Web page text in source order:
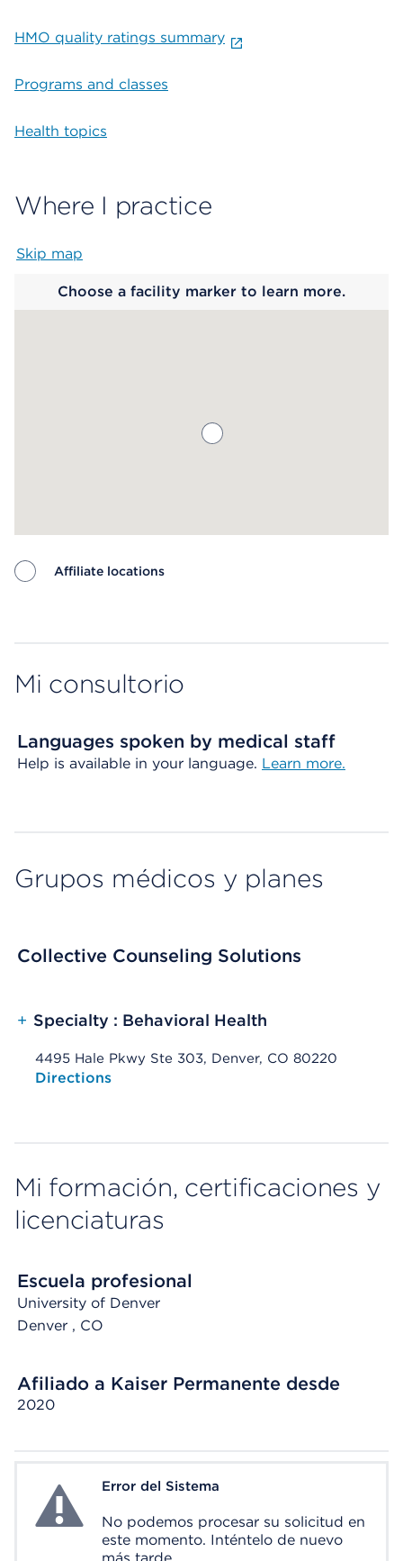
HMO quality ratings summary
Programs and classes
Health topics
Where I practice
Skip map
Choose a facility marker to learn more.
Affiliate locations
Mi consultorio
Languages spoken by medical staff
Help is available in your language. Learn more.
Grupos médicos y planes
Collective Counseling Solutions
+ Specialty : Behavioral Health
4495 Hale Pkwy Ste 303, Denver, CO 80220
Opens native map application on mobile devices
Directions
Mi formación, certificaciones y
licenciaturas
Escuela profesional
University of Denver
Denver , CO
Afiliado a Kaiser Permanente desde
2020
System ErrorError del Sistema
No podemos procesar su solicitud en
este momento. Inténtelo de nuevo